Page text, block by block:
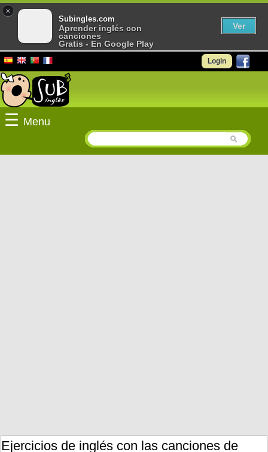
Login
☰ Menu
Ejercicios de inglés con las canciones de
×
Subingles.com
Aprender inglés con
canciones
Gratis - En Google Play
Ver